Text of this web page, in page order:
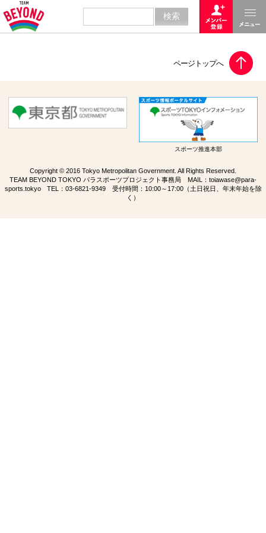
スポーツ推進本部
Copyright © 2016 Tokyo Metropolitan Government. All Rights Reserved.
TEAM BEYOND TOKYO パラスポーツプロジェクト事務局 MAIL： toiawase@para-
sports.tokyoTEL： 03-6821-9349受付時間：10:00～17:00（土日祝日、年末年始を除
く）